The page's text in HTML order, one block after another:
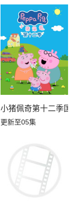
小猪佩奇第十二季国
更新至05集